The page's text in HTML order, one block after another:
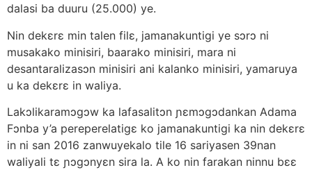
dalasi ba duuru (25.000) ye.
Nin dekɛrɛ min talen filɛ, jamanakuntigi ye sɔrɔ ni
musakako minisiri, baarako minisiri, mara ni
desantaralizasɔn minisiri ani kalanko minisiri, yamaruya
u ka dekɛrɛ in waliya.
Lakɔlikaramɔgɔw ka lafasalitɔn ɲɛmɔgɔdankan Adama
Fɔnba y’a pereperelatigɛ ko jamanakuntigi ka nin dekɛrɛ
in ni san 2016 zanwuyekalo tile 16 sariyasen 39nan
waliyali tɛ ɲɔgɔnyɛn sira la. A ko nin farakan ninnu bɛɛ